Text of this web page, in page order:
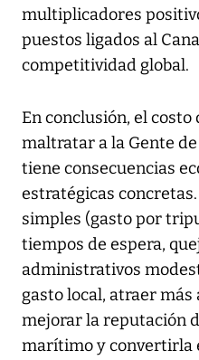
multiplicadores
puestos ligados al
competitividad global.
En conclusión, el
maltratar a la Gente
tiene consecuencias
estratégicas
simples (gasto por
tiempos de espera,
administrativos
gasto local, atraer
mejorar la reputación
marítimo y convertirla